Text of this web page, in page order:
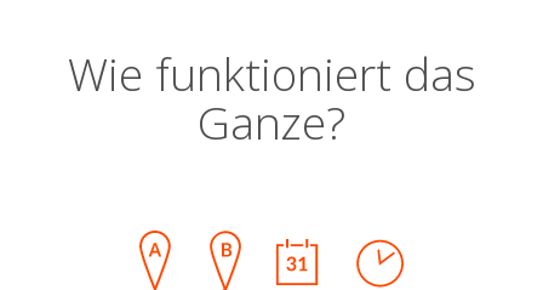
Wie funktioniert das
Ganze?